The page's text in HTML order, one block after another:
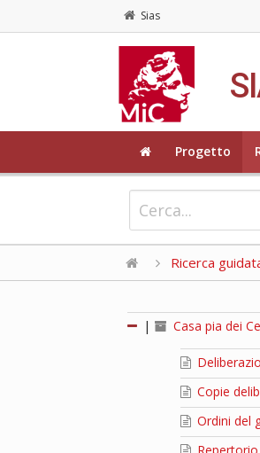
Sias
Progetto
Ricerca
| Casa pia dei
Copie
Ordini del